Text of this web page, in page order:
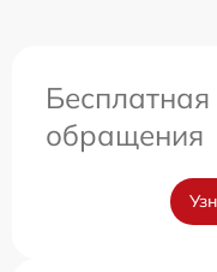
обращения